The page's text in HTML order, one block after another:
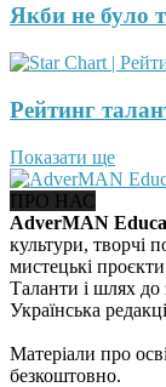
Якби не було
Рейтинг
Показати ще
ПРО НАС
AdverMAN
культури, творчі
мистецькі
Таланти і шлях до
Українська
Матеріали про
безкоштовно.